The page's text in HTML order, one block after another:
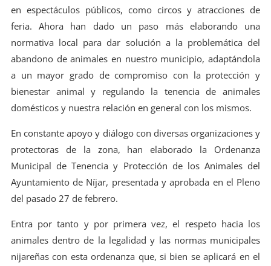
en espectáculos públicos, como circos y atracciones de
feria. Ahora han dado un paso más elaborando una
normativa local para dar solución a la problemática del
abandono de animales en nuestro municipio, adaptándola
a un mayor grado de compromiso con la protección y
bienestar animal y regulando la tenencia de animales
domésticos y nuestra relación en general con los mismos.
En constante apoyo y diálogo con diversas organizaciones y
protectoras de la zona, han elaborado la Ordenanza
Municipal de Tenencia y Protección de los Animales del
Ayuntamiento de Níjar, presentada y aprobada en el Pleno
del pasado 27 de febrero.
Entra por tanto y por primera vez, el respeto hacia los
animales dentro de la legalidad y las normas municipales
nijareñas con esta ordenanza que, si bien se aplicará en el